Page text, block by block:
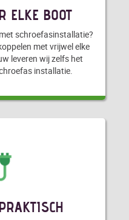
ELKE BOOT
schroefasinstallatie?
met vrijwel elke
leveren wij zelfs het
installatie.